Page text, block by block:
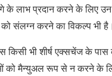
के लाभ प्रदान करने के लिए
संलग्न करने का विकल्प भी
भी शीर्ष एक्सचेंज के पास
को मैन्युअल रूप से न करने के